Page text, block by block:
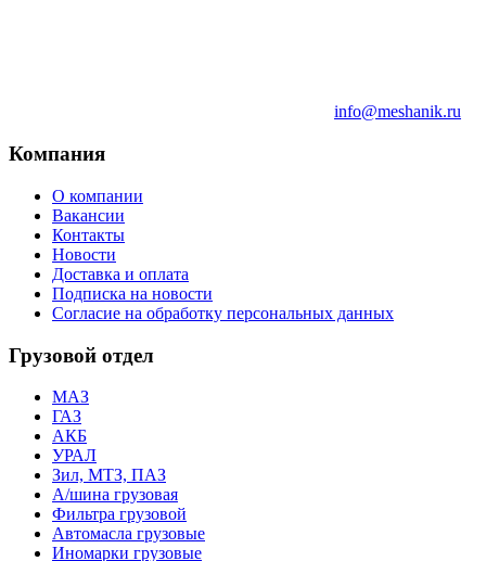
info@meshanik.ru
Компания
О компании
Вакансии
Контакты
Новости
Доставка и оплата
Подписка на новости
Согласие на обработку персональных данных
Грузовой отдел
МАЗ
ГАЗ
АКБ
УРАЛ
Зил, МТЗ, ПАЗ
А/шина грузовая
Фильтра грузовой
Автомасла грузовые
Иномарки грузовые